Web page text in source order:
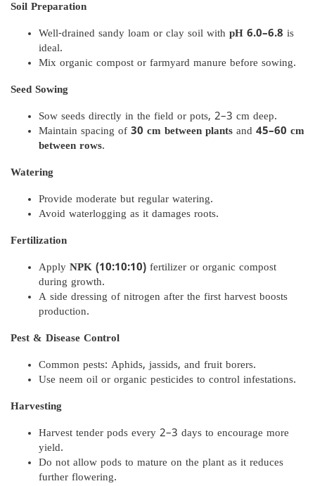
Soil Preparation
Well-drained sandy loam or clay soil with pH 6.0–6.8 is
ideal.
Mix organic compost or farmyard manure before sowing.
Seed Sowing
Sow seeds directly in the field or pots, 2–3 cm deep.
Maintain spacing of 30 cm between plants and 45–60 cm
between rows.
Watering
Provide moderate but regular watering.
Avoid waterlogging as it damages roots.
Fertilization
Apply NPK (10:10:10) fertilizer or organic compost
during growth.
A side dressing of nitrogen after the first harvest boosts
production.
Pest & Disease Control
Common pests: Aphids, jassids, and fruit borers.
Use neem oil or organic pesticides to control infestations.
Harvesting
Harvest tender pods every 2–3 days to encourage more
yield.
Do not allow pods to mature on the plant as it reduces
further flowering.